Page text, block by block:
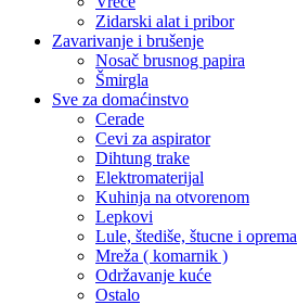
Zidarski alat i pribor
Zavarivanje i brušenje
Nosač brusnog papira
Šmirgla
Sve za domaćinstvo
Cerade
Cevi za aspirator
Dihtung trake
Elektromaterijal
Kuhinja na otvorenom
Lepkovi
Lule, štediše, štucne i oprema
Mreža ( komarnik )
Održavanje kuće
Ostalo